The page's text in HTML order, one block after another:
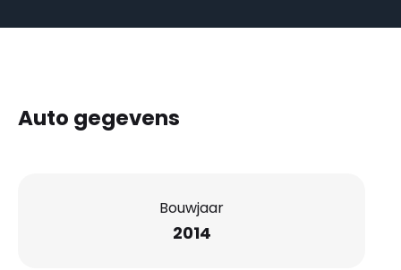
Auto gegevens
Bouwjaar
2014